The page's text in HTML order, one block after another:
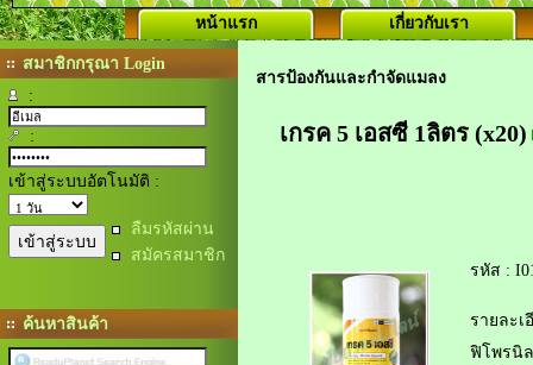
หน้าแรก เกี่ยวกับเรา
สมาชิกกรุณา Login
:
:
เข้าสู่ระบบอัตโนมัติ :
ลืมรหัสผ่าน
สมัครสมาชิก
ค้นหาสินค้า
สารป้องกันและกำจัดแมลง
เกรค 5 เอสซี 1ลิตร (x20)
รหัส :
รายละเ
ฟิโพรนิ